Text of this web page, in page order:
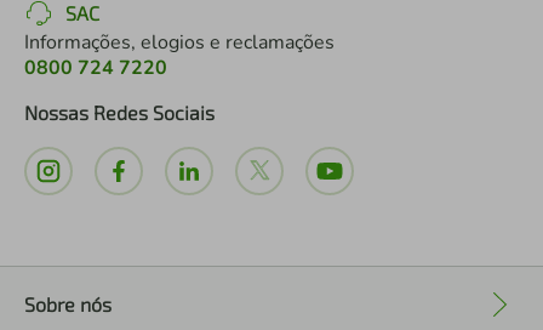
SAC
Informações, elogios e reclamações
0800 724 7220
Nossas Redes Sociais
Sobre nós